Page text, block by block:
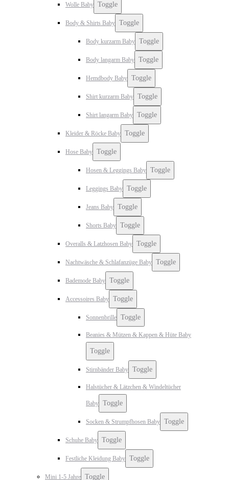
Wolle Baby Toggle
Body & Shirts Baby Toggle
Body kurzarm Baby Toggle
Body langarm Baby Toggle
Hemdbody Baby Toggle
Shirt kurzarm Baby Toggle
Shirt langarm Baby Toggle
Kleider & Röcke Baby Toggle
Hose Baby Toggle
Hosen & Leggings Baby Toggle
Leggings Baby Toggle
Jeans Baby Toggle
Shorts Baby Toggle
Overalls & Latzhosen Baby Toggle
Nachtwäsche & Schlafanzüge Baby Toggle
Bademode Baby Toggle
Accessoires Baby Toggle
Sonnenbrille Toggle
Beanies & Mützen & Kappen & Hüte Baby
Toggle
Stirnbänder Baby Toggle
Halstücher & Lätzchen & Windeltücher
Baby Toggle
Socken & Strumpfhosen Baby Toggle
Schuhe Baby Toggle
Festliche Kleidung Baby Toggle
Mini 1-5 Jahre Toggle